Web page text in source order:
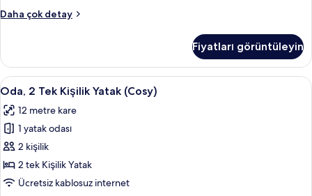
fotoğrafları
Daha çok detay
Oda,
Yatak
(Cosy)
hakkında
fazla
detay
Fiyatları görüntüleyin
Oda,
2
Tek
Kişilik
Yatak
(Cosy)
için
Anti alerjik yatak takımı, odada kasa,
7
Oda, 2 Tek Kişilik Yatak (Cosy)
12 metre kare
1 yatak odası
2 kişilik
2 tek Kişilik Yatak
Ücretsiz kablosuz internet